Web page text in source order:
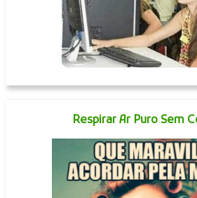
Respirar Ar Puro Sem